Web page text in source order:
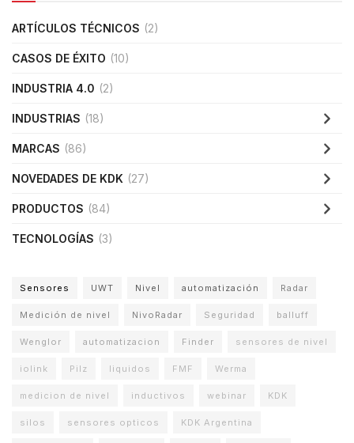
ARTÍCULOS TÉCNICOS (2)
CASOS DE ÉXITO (10)
INDUSTRIA 4.0 (2)
INDUSTRIAS (18)
MARCAS (86)
NOVEDADES DE KDK (27)
PRODUCTOS (84)
TECNOLOGÍAS (3)
Sensores UWT Nivel automatización Radar
Medición de nivel NivoRadar Seguridad balluff
Wenglor automatizacion Finder sensores de nivel
iolink Pilz liquidos FMF Werma
medicion de nivel inductivos webinar KDK
silos sensores opticos KDK Argentina